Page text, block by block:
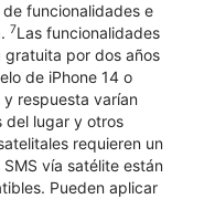
funcionalidades e
7Las funcionalidades
gratuita por dos años
de iPhone 14 o
respuesta varían
del lugar y otros
requieren un
vía satélite están
Pueden aplicar